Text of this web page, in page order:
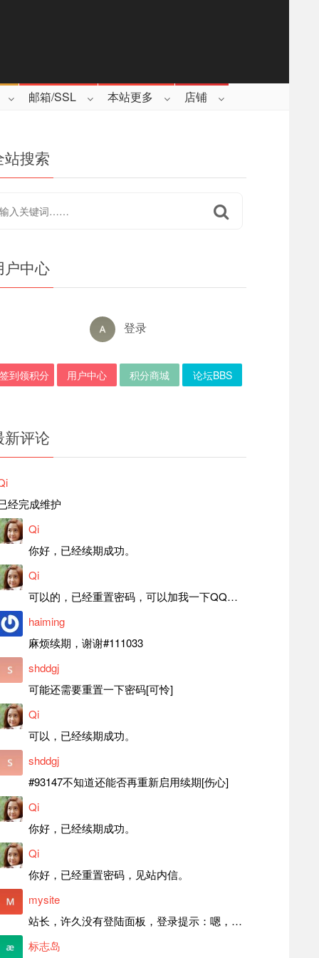
邮箱/SSL 本站更多 店铺
站搜索
户中心
登录
签到领积分 用户中心 积分商城 论坛BBS
新评论
经完成维护
Qi
你好，已经续期成功。
Qi
可以的，已经重置密码，可以加我一下QQ，留言后我就发密码给你。
haiming
麻烦续期，谢谢#111033
shddgj
可能还需要重置一下密码[可怜]
Qi
可以，已经续期成功。
shddgj
#93147不知道还能否再重新启用续期[伤心]
Qi
你好，已经续期成功。
Qi
你好，已经重置密码，见站内信。
mysite
站长，许久没有登陆面板，登录提示：嗯，登录详细信息似乎不正确。请重试。 网站还可以正常使用。如果是密码问题请帮忙重置一下密码。谢谢。订单号：97790，账号：aa20210950。 站长，提交了工单，你回复续期成功，不过我的问题是面部登陆信息有问题，一直是初始密码，现在无法登陆，有时间麻烦排查一下。
标志岛